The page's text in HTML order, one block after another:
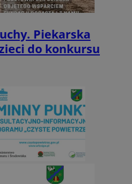
Piekarska
do konkursu